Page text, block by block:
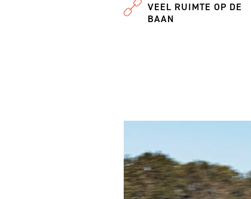
VEEL RUIMTE OP DE
BAAN